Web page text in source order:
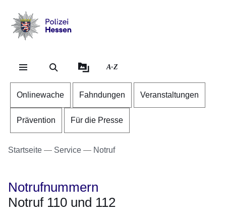
Hessen
A-Z
Onlinewache Fahndungen Veranstaltungen
Prävention Für die Presse
Startseite Service Notruf
Notrufnummern
Notruf 110 und 112